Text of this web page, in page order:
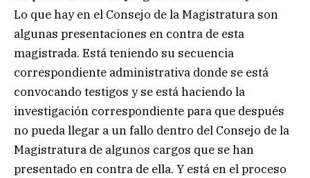
Lo que hay en el Consejo de la Magistratura son
algunas presentaciones en contra de esta
magistrada. Está teniendo su secuencia
correspondiente administrativa donde se está
convocando testigos y se está haciendo la
investigación correspondiente para que después
no pueda llegar a un fallo dentro del Consejo de la
Magistratura de algunos cargos que se han
presentado en contra de ella. Y está en el proceso